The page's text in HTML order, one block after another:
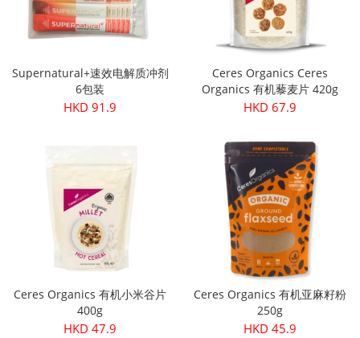
Supernatural+速效电解质冲剂
6包装
HKD 91.9
Ceres Organics Ceres
Organics 有机藜麦片 420g
HKD 67.9
Ceres Organics 有机小米谷片
400g
HKD 47.9
Ceres Organics 有机亚麻籽粉
250g
HKD 45.9